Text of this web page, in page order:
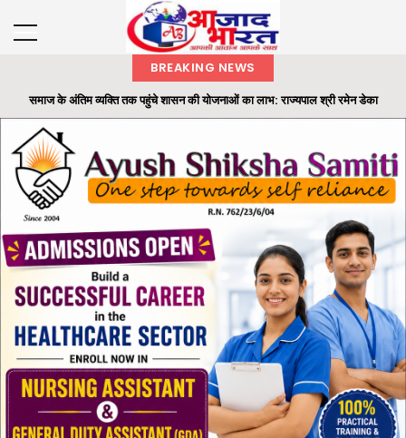
BREAKING NEWS
समाज के अंतिम व्यक्ति तक पहुंचे शासन की योजनाओं का लाभ: राज्यपाल श्री रमेन डेका
राज्यपाल ने ‘एक पेड़ मां के नाम’ अभियान के तहत कलेक्टोरेट परिसर में लगाया बादाम का पौधा
छाल पुलिस की बड़ी सफलता : SECL धरमखदान में ट्रांसफार्मर पार्ट्स व केबल चोरी का 24
घंटे में खुलासा...
भारतीय वन सेवा (IFS) के अधिकारियों की पदस्थापना में बड़ा फेरबदल
ओ.पी. जिंदल की 96वीं जयंती पर रायगढ़ में सेवा और जनभागीदारी का संदेश, रक्तदान से लेकर
स्वास्थ्य श...